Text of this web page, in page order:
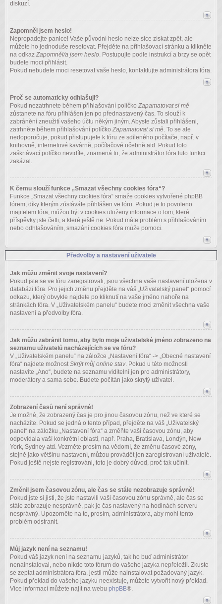
diskuzí.
Zapomněl jsem heslo!
Nepropadejte panice! Vaše původní heslo nelze sice získat zpět, ale
můžete ho jednoduše resetovat. Přejděte na přihlašovací stránku a klikněte
na odkaz Zapomněl/a jsem heslo. Postupujte podle instrukcí a brzy se opět
budete moci přihlásit.
Pokud nebudete moci resetovat vaše heslo, kontaktujte administrátora fóra.
Proč se automaticky odhlašuji?
Pokud nezatrhnete během přihlašování políčko Zapamatovat si mě
zůstanete na fóru přihlášen jen po přednastavený čas. To slouží k
zabránění zneužití vašeho účtu někým jiným. Abyste zůstali přihlášeni,
zatrhněte během přihlašování políčko Zapamatovat si mě. To se ale
nedoporučuje, pokud přistupujete k fóru ze sdíleného počítače, např. v
knihovně, internetové kavárně, počítačové učebně atd. Pokud toto
zaškrtávací políčko nevidíte, znamená to, že administrátor fóra tuto funkci
zakázal.
K čemu slouží funkce „Smazat všechny cookies fóra“?
Funkce „Smazat všechny cookies fóra“ smaže cookies vytvořené phpBB
fórem, díky kterým zůstáváte přihlášen ve fóru. Pokud je to povoleno
majitelem fóra, můžou být v cookies uloženy informace o tom, které
příspěvky jste četli, a které ještě ne. Pokud máte problém s přihlašováním
nebo odhlašováním, smazání cookies fóra může pomoci.
Předvolby a nastavení uživatele
Jak můžu změnit svoje nastavení?
Pokud jste se ve fóru zaregistrovali, jsou všechna vaše nastavení uložena v
databázi fóra. Pro jejich změnu přejděte na váš „Uživatelský panel“ pomocí
odkazu, který obvykle najdete po kliknutí na vaše jméno nahoře na
stránkách fóra. V „Uživatelském panelu“ budete moci změnit všechna vaše
nastavení a předvolby fóra.
Jak můžu zabránit tomu, aby bylo moje uživatelské jméno zobrazeno na
seznamu uživatelů nacházejících se ve fóru?
V „Uživatelském panelu“ na záložce „Nastavení fóra“ -> „Obecné nastavení
fóra“ najdete možnostSkrýt můj online stav. Pokud u této možnosti
nastavíte „Ano“, budete na seznamu viditelní jen pro administrátory,
moderátory a sama sebe. Budete počítán jako skrytý uživatel.
Zobrazení časů není správné!
Je možné, že zobrazený čas je pro jinou časovou zónu, než ve které se
nacházíte. Pokud se jedná o tento případ, přejděte na váš „Uživatelský
panel“ na záložku „Nastavení fóra“ a změňte vaši časovou zónu, aby
odpovídala vaší konkrétní oblasti, např. Praha, Bratislava, Londýn, New
York, Sydney atd. Vezměte prosím na vědomí, že změnu časové zóny,
stejně jako většinu nastavení, můžou provádět jen zaregistrovaní uživatelé.
Pokud ještě nejste registrováni, toto je dobrý důvod, proč tak učinit.
Změnil jsem časovou zónu, ale čas se stále nezobrazuje správně!
Pokud jste si jisti, že jste nastavili vaši časovou zónu správně, ale čas se
stále zobrazuje nesprávně, pak je čas nastavený na hodinách serveru
nesprávný. Upozorněte na to, prosím, administrátora, aby mohl tento
problém odstranit.
Můj jazyk není na seznamu!
Pokud váš jazyk není na seznamu jazyků, tak ho buď administrátor
nenainstaloval, nebo nikdo toto fórum do vašeho jazyka nepřeložil. Zkuste
se zeptat administrátora fóra, jestli může nainstalovat požadovaný jazyk.
Pokud překlad do vašeho jazyku neexistuje, můžete vytvořit nový překlad.
Více informací můžete najít na webu phpBB®.